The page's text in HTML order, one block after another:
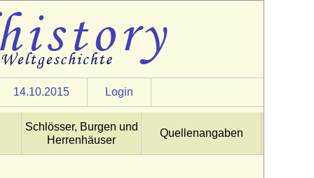
14.10.2015 Login
Schlösser, Burgen und
Herrenhäuser
Quellenangaben